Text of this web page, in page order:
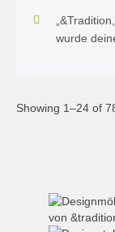
wurde
Showing 1–24 of